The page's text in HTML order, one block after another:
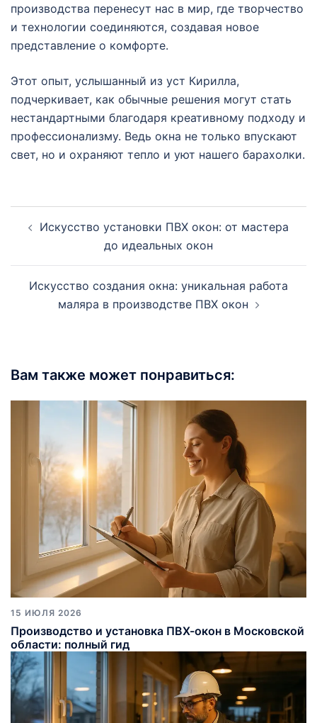
производства перенесут нас в мир, где творчество
и технологии соединяются, создавая новое
представление о комфорте.
Этот опыт, услышанный из уст Кирилла,
подчеркивает, как обычные решения могут стать
нестандартными благодаря креативному подходу и
профессионализму. Ведь окна не только впускают
свет, но и охраняют тепло и уют нашего барахолки.
записи
Искусство установки ПВХ окон: от мастера
до идеальных окон
Искусство создания окна: уникальная работа
маляра в производстве ПВХ окон
Вам также может понравиться:
15 ИЮЛЯ 2026
Производство и установка ПВХ-окон в Московской
области: полный гид